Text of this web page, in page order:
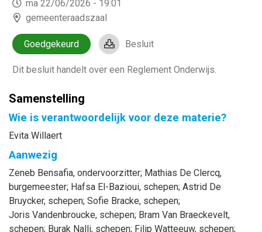
ma 22/06/2026 - 19:01
gemeenteraadszaal
Goedgekeurd Besluit
Dit besluit handelt over een Reglement Onderwijs.
Samenstelling
Wie is verantwoordelijk voor deze materie?
Evita Willaert
Aanwezig
Zeneb Bensafia, ondervoorzitter; Mathias De Clercq,
burgemeester; Hafsa El-Bazioui, schepen; Astrid De
Bruycker, schepen; Sofie Bracke, schepen;
Joris Vandenbroucke, schepen; Bram Van Braeckevelt,
schepen; Burak Nalli, schepen; Filip Watteeuw, schepen;